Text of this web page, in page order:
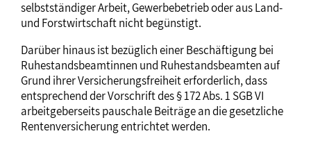
selbstständiger Arbeit, Gewerbebetrieb oder aus Land-
und Forstwirtschaft nicht begünstigt.
Darüber hinaus ist bezüglich einer Beschäftigung bei
Ruhestandsbeamtinnen und Ruhestandsbeamten auf
Grund ihrer Versicherungsfreiheit erforderlich, dass
entsprechend der Vorschrift des § 172 Abs. 1 SGB VI
arbeitgeberseits pauschale Beiträge an die gesetzliche
Rentenversicherung entrichtet werden.